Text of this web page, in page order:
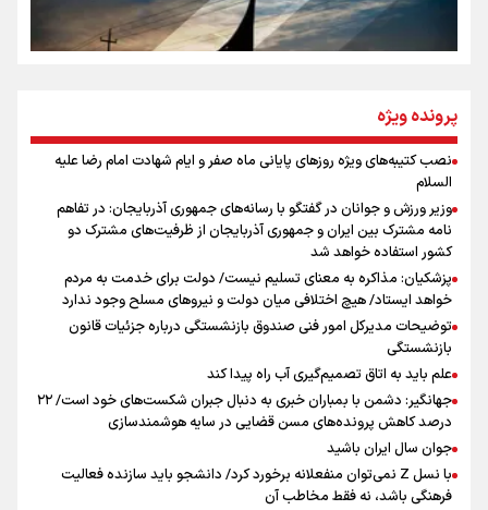
روایت ایران از کنار مردم
جمله‌ای که بغض چهارماهه را شکست؛ «آهای مردم، آقا از
تهران رفتند»
سه حسرتی که به دلم ماند
اینفو برنا / توصیه‌هایی طلایی برای پیاده روی اربعین
اینفو برنا / جدول کامل فاصله مرز شلمچه تا شهرهای زیارتی
عراق
پرونده ویژه
نصب کتیبه‌های ویژه روزهای پایانی ماه صفر و ایام شهادت امام رضا علیه
السلام
وزیر ورزش و جوانان در گفتگو با رسانه‌های جمهوری آذربایجان: در تفاهم
نامه مشترک بین ایران و جمهوری آذربایجان از ظرفیت‌های مشترک دو
کشور استفاده خواهد شد
پزشکیان: مذاکره به معنای تسلیم نیست/ دولت برای خدمت به مردم
خواهد ایستاد/ هیچ اختلافی میان دولت و نیروهای مسلح وجود ندارد
توضیحات مدیرکل امور فنی صندوق بازنشستگی درباره جزئیات قانون
بازنشستگی
علم باید به اتاق تصمیم‌گیری آب راه پیدا کند
جهانگیر: دشمن با بمباران خبری به دنبال جبران شکست‌های خود است/ ۲۲
درصد کاهش پرونده‌های مسن قضایی در سایه هوشمندسازی
جوان سال ایران باشید
با نسل Z نمی‌توان منفعلانه برخورد کرد/ دانشجو باید سازنده فعالیت
فرهنگی باشد، نه فقط مخاطب آن